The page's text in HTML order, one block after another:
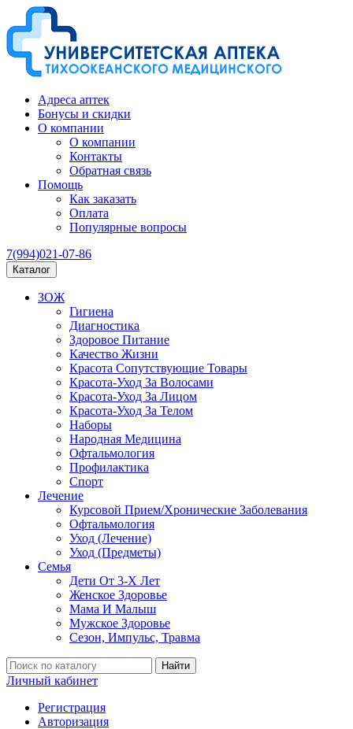
Адреса аптек
Бонусы и скидки
О компании
О компании
Контакты
Обратная связь
Помощь
Как заказать
Оплата
Популярные вопросы
7(994)021-07-86
Каталог
ЗОЖ
Гигиена
Диагностика
Здоровое Питание
Качество Жизни
Красота Сопутствующие Товары
Красота-Уход За Волосами
Красота-Уход За Лицом
Красота-Уход За Телом
Наборы
Народная Медицина
Офтальмология
Профилактика
Спорт
Лечение
Курсовой Прием/Хронические Заболевания
Офтальмология
Уход (Лечение)
Уход (Предметы)
Семья
Дети От 3-Х Лет
Женское Здоровье
Мама И Малыш
Мужское Здоровье
Сезон, Импульс, Травма
Найти
Личный кабинет
Регистрация
Авторизация